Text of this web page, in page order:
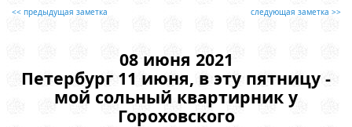
<< предыдущая заметка следующая заметка >>
08 июня 2021
Петербург 11 июня, в эту пятницу -
мой сольный квартирник у
Гороховского